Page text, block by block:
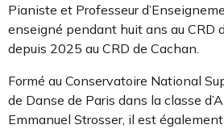
Pianiste et Professeur
enseigné pendant huit ans au CRD
depuis 2025 au CRD de Cachan.
Formé au Conservatoire National
de Danse de Paris dans la classe
Emmanuel Strosser, il est